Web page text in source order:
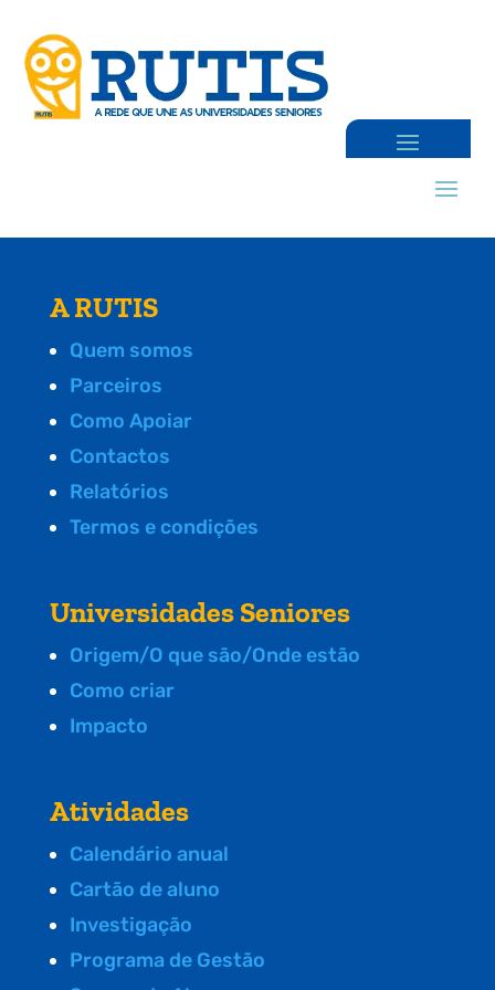
A RUTIS
Quem somos
Parceiros
Como Apoiar
Contactos
Relatórios
Termos e condições
Universidades Seniores
Origem/O que são/Onde estão
Como criar
Impacto
Atividades
Calendário anual
Cartão de aluno
Investigação
Programa de Gestão